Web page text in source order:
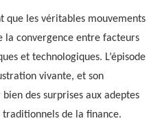
que les véritables mouvements
la convergence entre facteurs
et technologiques. L’épisode
vivante, et son
des surprises aux adeptes
de la finance.